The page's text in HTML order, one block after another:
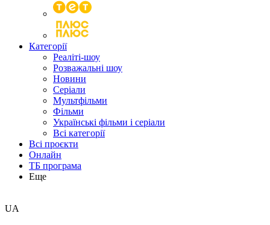
Категорії
Реаліті-шоу
Розважальні шоу
Новини
Серіали
Мультфільми
Фільми
Українські фільми і серіали
Всі категорії
Всі проєкти
Онлайн
ТБ програма
Еще
UA